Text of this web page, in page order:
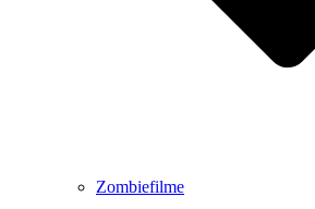
Zombiefilme